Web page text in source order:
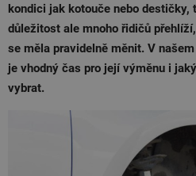
kondici jak kotouče nebo destičky,
důležitost ale mnoho řidičů
se měla pravidelně měnit. V
je vhodný čas pro její výměnu i
vybrat.